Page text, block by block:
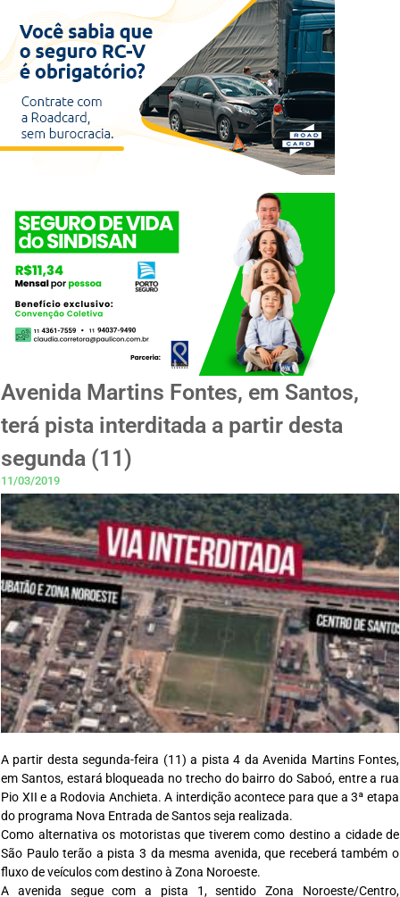
Avenida Martins Fontes, em Santos,
terá pista interditada a partir desta
segunda (11)
11/03/2019
A partir desta segunda-feira (11) a pista 4 da Avenida Martins Fontes,
em Santos, estará bloqueada no trecho do bairro do Saboó, entre a rua
Pio XII e a Rodovia Anchieta. A interdição acontece para que a 3ª etapa
do programa Nova Entrada de Santos seja realizada.
Como alternativa os motoristas que tiverem como destino a cidade de
São Paulo terão a pista 3 da mesma avenida, que receberá também o
fluxo de veículos com destino à Zona Noroeste.
A avenida segue com a pista 1, sentido Zona Noroeste/Centro,